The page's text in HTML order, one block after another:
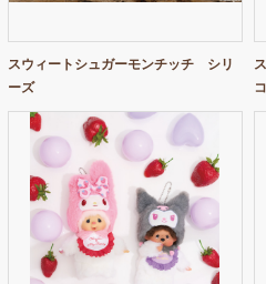
スウィートシュガーモンチッチ シリ
ーズ